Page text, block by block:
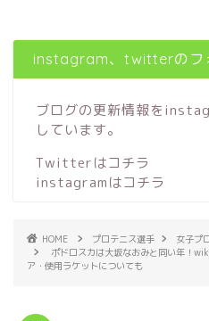
instagram、twitterのフ
ブログの更新情報を
しています。
Twitterはコチラ
instagramはコチラ
HOME プロテニス選手
女子プ
ポドロスカは大坂なおみと同い年！
ア・使用ラケットについても